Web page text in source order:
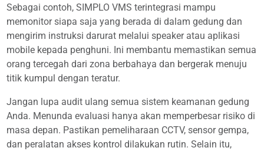
Sebagai contoh, SIMPLO VMS terintegrasi mampu
memonitor siapa saja yang berada di dalam gedung dan
mengirim instruksi darurat melalui speaker atau aplikasi
mobile kepada penghuni. Ini membantu memastikan semua
orang tercegah dari zona berbahaya dan bergerak menuju
titik kumpul dengan teratur.
Jangan lupa audit ulang semua sistem keamanan gedung
Anda. Menunda evaluasi hanya akan memperbesar risiko di
masa depan. Pastikan pemeliharaan CCTV, sensor gempa,
dan peralatan akses kontrol dilakukan rutin. Selain itu,